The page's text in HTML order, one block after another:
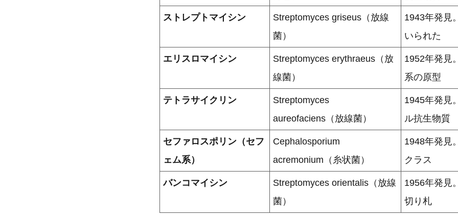
ストレプトマイシン
Streptomyces griseus（放線
菌）
1943年発見
いられた
エリスロマイシン
Streptomyces erythraeus（放
線菌）
1952年発見
系の原型
テトラサイクリン
Streptomyces
aureofaciens（放線菌）
1945年発見
ル抗生物質
セファロスポリン（セフ
ェム系）
Cephalosporium
acremonium（糸状菌）
1948年発見
クラス
バンコマイシン
Streptomyces orientalis（放線
菌）
1956年発見
切り札